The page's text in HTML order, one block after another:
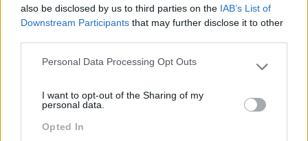
also be disclosed by us to third parties on the IAB’s List of
Downstream Participants that may further disclose it to other
Please note that this website/app uses one or more Google
not limited to your visit or usage behaviour. You may click to
grant or deny consent to Google and its third-party tags to
use your data for below specified purposes in below Google
Personal Data Processing Opt Outs
I want to opt-out of the Sharing of my
personal data.
Opted In
Aprendizagem
Atendimento E Relação Cliente
Cultura
Desenvolvimento